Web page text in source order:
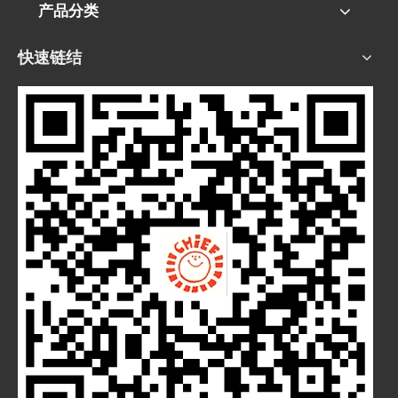
产品分类
快速链结